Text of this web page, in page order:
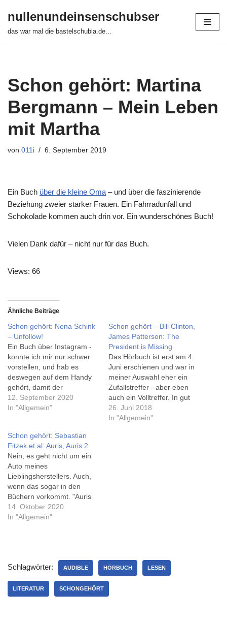
Zum
nullenundeinsenschubser
das war mal die bastelschubla.de...
Schon gehört: Martina
Bergmann – Mein Leben
mit Martha
von 011i 6. September 2019
Ein Buch über die kleine Oma – und über die faszinierende
Beziehung zweier starker Frauen. Ein Fahrradunfall und
Schokolade kommen auch drin vor. Ein wunderschönes Buch!
Vielen Dank dafür – nicht nur für das Buch.
Views: 66
Ähnliche Beiträge
Schon gehört: Nena Schink
– Unfollow!
Ein Buch über Instagram -
konnte ich mir nur schwer
vorstellen, und hab es
deswegen auf dem Handy
gehört, damit der
Medienbruch nicht ganz so
groß ist. Privat höre ich
zu lesen. Das Buch
Unfollow! Wie Instagram
unser Leben zerstört fasst
einige…
12. September 2020
In "Allgemein"
Schon gehört – Bill Clinton,
James Patterson: The
President is Missing
Das Hörbuch ist erst am 4.
Juni erschienen und war in
meiner Auswahl eher ein
Zufallstreffer - aber eben
auch ein Volltreffer. In gut
13 Stunden wird eine sehr
spannende, fiktive
26. Juni 2018
In "Allgemein"
Schon gehört: Sebastian
Fitzek et al: Auris, Auris 2
Nein, es geht nicht um ein
Auto meines
Lieblingsherstellers. Auch,
wenn das sogar in den
Büchern vorkommt. "Auris
2: Die Frequenz des Todes"
ist der zweite Teil einer
das Buch gehört habe,
behauptete meine
Bibliothek, ich hätte…
14. Oktober 2020
In "Allgemein"
Schlagwörter: AUDIBLE HÖRBUCH LESEN
LITERATUR SCHONGEHÖRT